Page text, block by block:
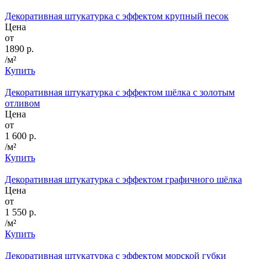
Декоративная штукатурка с эффектом крупный песок
Цена
от
1890 р.
/м²
Купить
Декоративная штукатурка с эффектом шёлка с золотым
отливом
Цена
от
1 600 р.
/м²
Купить
Декоративная штукатурка с эффектом графичного шёлка
Цена
от
1 550 р.
/м²
Купить
Декоративная штукатурка с эффектом морской губки